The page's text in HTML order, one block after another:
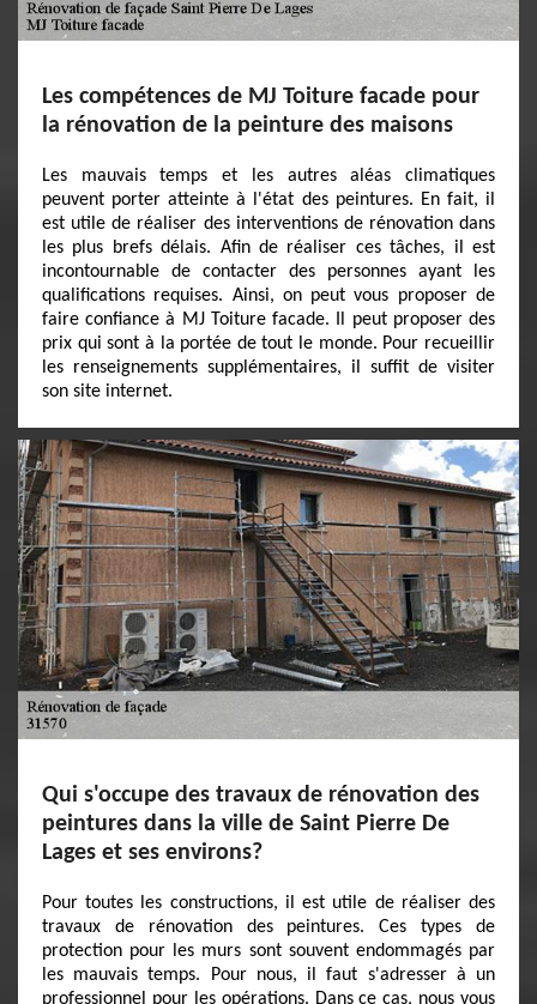
Les compétences de MJ Toiture facade pour
la rénovation de la peinture des maisons
Les mauvais temps et les autres aléas climatiques
peuvent porter atteinte à l'état des peintures. En fait, il
est utile de réaliser des interventions de rénovation dans
les plus brefs délais. Afin de réaliser ces tâches, il est
incontournable de contacter des personnes ayant les
qualifications requises. Ainsi, on peut vous proposer de
faire confiance à MJ Toiture facade. Il peut proposer des
prix qui sont à la portée de tout le monde. Pour recueillir
les renseignements supplémentaires, il suffit de visiter
son site internet.
Qui s'occupe des travaux de rénovation des
peintures dans la ville de Saint Pierre De
Lages et ses environs?
Pour toutes les constructions, il est utile de réaliser des
travaux de rénovation des peintures. Ces types de
protection pour les murs sont souvent endommagés par
les mauvais temps. Pour nous, il faut s'adresser à un
professionnel pour les opérations. Dans ce cas, nous vous